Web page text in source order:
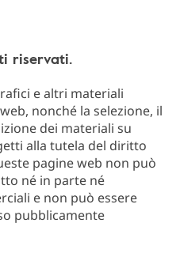
riservati.
e altri materiali
nonché la selezione, il
dei materiali su
alla tutela del diritto
pagine web non può
né in parte né
e non può essere
pubblicamente